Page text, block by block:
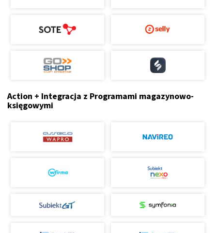
Action + Integracja z Programami magazynowo-
księgowymi